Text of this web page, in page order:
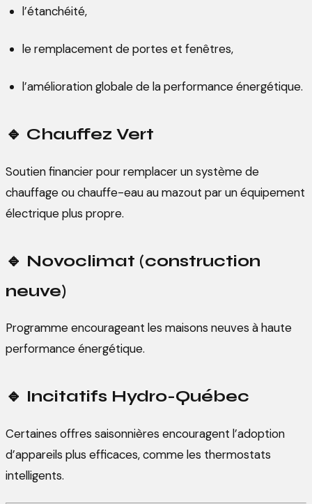
l’étanchéité,
le remplacement de portes et fenêtres,
l’amélioration globale de la performance énergétique.
🔹 Chauffez Vert
Soutien financier pour remplacer un système de
chauffage ou chauffe-eau au mazout par un équipement
électrique plus propre.
🔹 Novoclimat (construction
neuve)
Programme encourageant les maisons neuves à haute
performance énergétique.
🔹 Incitatifs Hydro-Québec
Certaines offres saisonnières encouragent l’adoption
d’appareils plus efficaces, comme les thermostats
intelligents.